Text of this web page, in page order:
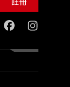
facebookinstagram